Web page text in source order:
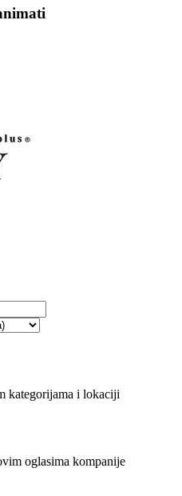
kategorijama i lokaciji
oglasima kompanije